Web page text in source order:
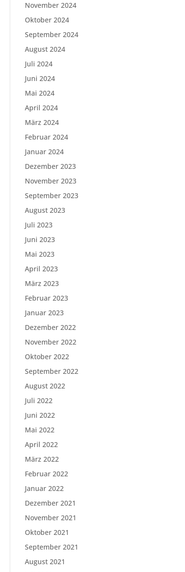
November 2024
Oktober 2024
September 2024
August 2024
Juli 2024
Juni 2024
Mai 2024
April 2024
März 2024
Februar 2024
Januar 2024
Dezember 2023
November 2023
September 2023
August 2023
Juli 2023
Juni 2023
Mai 2023
April 2023
März 2023
Februar 2023
Januar 2023
Dezember 2022
November 2022
Oktober 2022
September 2022
August 2022
Juli 2022
Juni 2022
Mai 2022
April 2022
März 2022
Februar 2022
Januar 2022
Dezember 2021
November 2021
Oktober 2021
September 2021
August 2021